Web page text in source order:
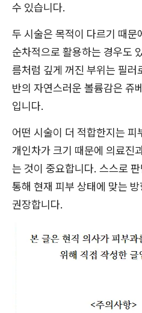
수 있습니다.
두 시술은 목적이 다르기 때
순차적으로 활용하는 경우도
름처럼 깊게 꺼진 부위는 필러
반의 자연스러운 볼륨감은 쥬
입니다.
어떤 시술이 더 적합한지는
개인차가 크기 때문에 의료진
는 것이 중요합니다. 스스로
통해 현재 피부 상태에 맞는
권장합니다.